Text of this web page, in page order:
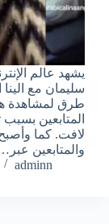
يشهد عالم
سليمان مع
طرق لمشاهدة
المتابعين
لافت. كما
والمتابعين
adminn